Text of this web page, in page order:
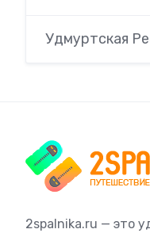
Удмуртская
2spalnika.ru — это